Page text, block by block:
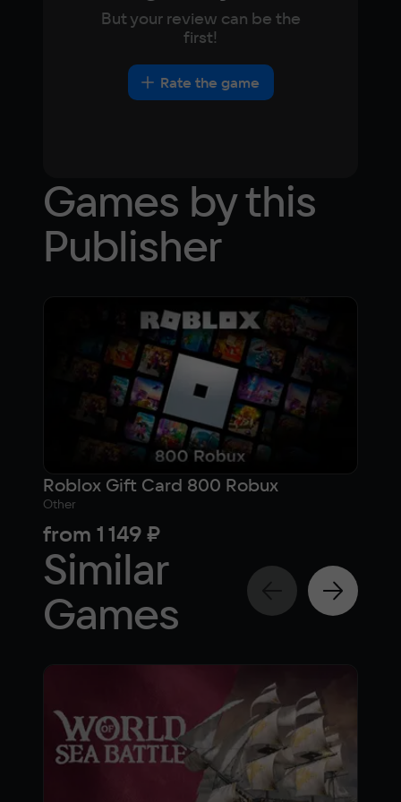
But your review can be the
first!
Rate the game
Games by this
Publisher
Roblox Gift Card 800 Robux
Other
from 1 149 ₽
Similar
Games